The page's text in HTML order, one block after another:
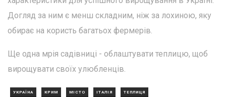
Догляд за ним є менш складним, ніж за лохиною, яку
обирає на користь багатьох фермерів.
Ще одна мрія садівниці - облаштувати теплицю, щоб
вирощувати своїх улюбленців.
УКРАЇНА КРИМ МІСТО ІТАЛІЯ ТЕПЛИЦЯ